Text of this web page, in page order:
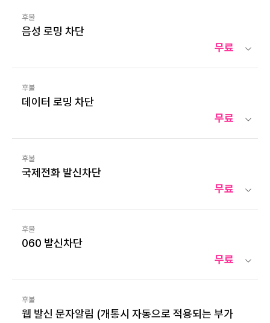
후불
음성 로밍 차단
무료
후불
데이터 로밍 차단
무료
후불
국제전화 발신차단
무료
후불
060 발신차단
무료
후불
웹 발신 문자알림 (개통시 자동으로 적용되는 부가